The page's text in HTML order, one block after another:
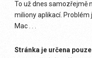
To už dnes samozřejmě
miliony aplikací. Problém
Mac . . .
Stránka je určena